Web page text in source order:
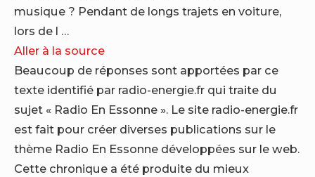
musique ? Pendant de longs trajets en voiture,
lors de l …
Aller à la source
Beaucoup de réponses sont apportées par ce
texte identifié par radio-energie.fr qui traite du
sujet « Radio En Essonne ». Le site radio-energie.fr
est fait pour créer diverses publications sur le
thème Radio En Essonne développées sur le web.
Cette chronique a été produite du mieux